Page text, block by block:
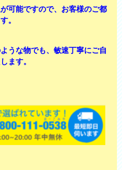
可能ですので、お客様のご都
。
うな物でも、敏速丁寧にご自
ます。